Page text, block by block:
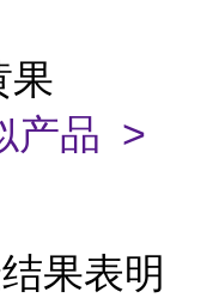
果
产品 >
果表明